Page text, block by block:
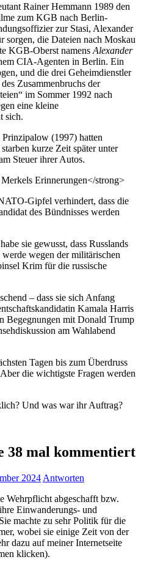
Rainer Hemmann 1989 den
zum KGB nach Berlin-
zur Stasi, Alexander
sorgen, die Dateien nach Moskau
KGB-Oberst namens Alexander
CIA-Agenten in Berlin. Ein
und die drei Geheimdienstler
Zusammenbruchs der
im Sommer 1992 nach
eine kleine
sich.
(1997) hatten
kurze Zeit später unter
Steuer ihrer Autos.
Erinnerungen</strong>
Gipfel verhindert, dass die
des Bündnisses werden
sie gewusst, dass Russlands
wegen der militärischen
Krim für die russische
– dass sie sich Anfang
Kamala Harris
Begegnungen mit Donald Trump
am Wahlabend
Tagen bis zum Überdruss
die wichtigste Fragen werden
Und was war ihr Auftrag?
38 mal kommentiert
2024 Antworten
Wehrpflicht abgeschafft bzw.
Einwanderungs- und
machte zu sehr Politik für die
wobei sie einige Zeit von der
dazu auf meiner Internetseite
klicken).